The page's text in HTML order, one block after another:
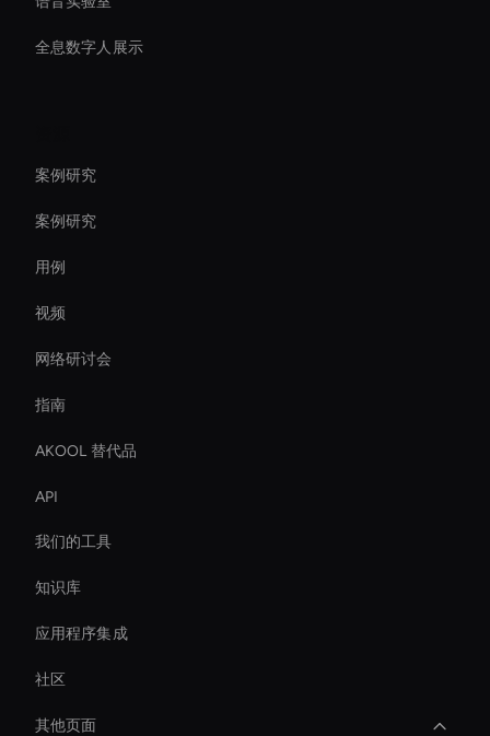
全息数字人展示
案例研究
案例研究
用例
视频
网络研讨会
指南
AKOOL 替代品
API
我们的工具
知识库
应用程序集成
社区
其他页面